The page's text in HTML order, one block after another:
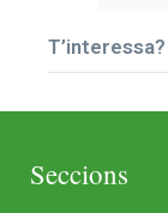
T’interessa?
Seccions